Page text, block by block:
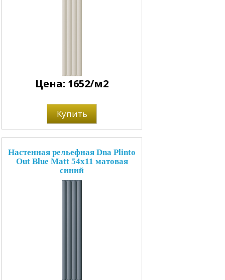
Цена: 1652/м2
Купить
Настенная рельефная Dna Plinto
Out Blue Matt 54x11 матовая
синий